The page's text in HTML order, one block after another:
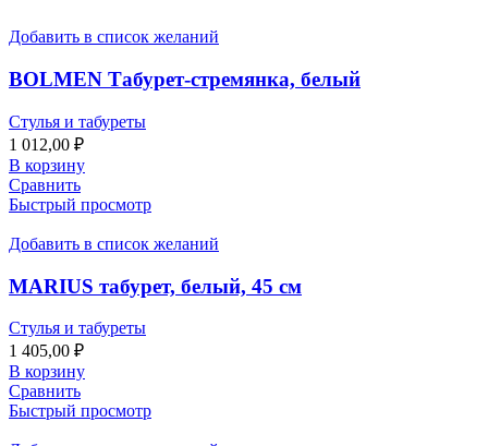
Добавить в список желаний
BOLMEN Табурет-стремянка, белый
Стулья и табуреты
1 012,00 ₽
В корзину
Сравнить
Быстрый просмотр
Добавить в список желаний
MARIUS табурет, белый, 45 см
Стулья и табуреты
1 405,00 ₽
В корзину
Сравнить
Быстрый просмотр